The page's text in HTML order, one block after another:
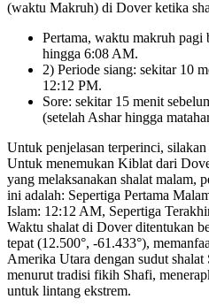
(waktu Makruh) di Dover ketika
Pertama, waktu makruh
hingga 6:08 AM.
2) Periode siang: sekitar 10
12:12 PM.
Sore: sekitar 15 menit
(setelah Ashar hingga
Untuk penjelasan terperinci,
Untuk menemukan Kiblat dari
yang melaksanakan shalat malam,
ini adalah: Sepertiga Pertama
Islam: 12:12 AM, Sepertiga
Waktu shalat di Dover ditentukan
tepat (12.500°, -61.433°),
Amerika Utara dengan sudut shalat
menurut tradisi fikih Shafi,
untuk lintang ekstrem.